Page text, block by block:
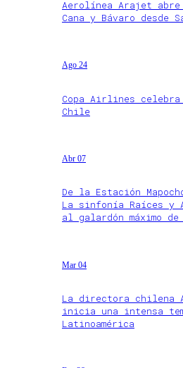
Aerolínea Arajet abre
Cana y Bávaro desde
Ago 24
Copa Airlines celebra
Chile
Abr 07
De la Estación
La sinfonía Raíces y
al galardón máximo
Mar 04
La directora chilena
inicia una intensa
Latinoamérica